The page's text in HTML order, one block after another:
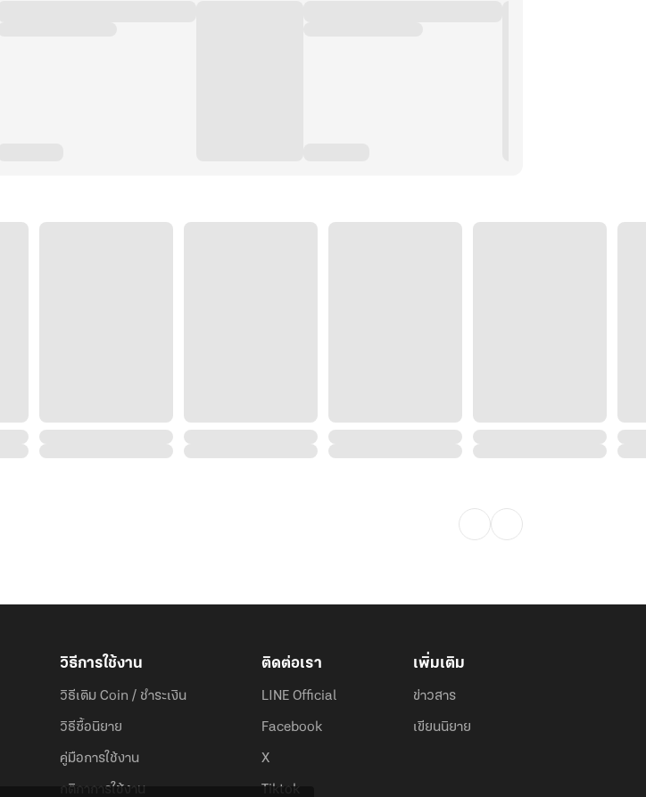
วิธีการใช้งาน
วิธีเติม Coin / ชำระเงิน
วิธีซื้อนิยาย
คู่มือการใช้งาน
กติกาการใช้งาน
ติดต่อเรา
LINE Official
Facebook
X
Tiktok
เพิ่มเติม
ข่าวสาร
เขียนนิยาย